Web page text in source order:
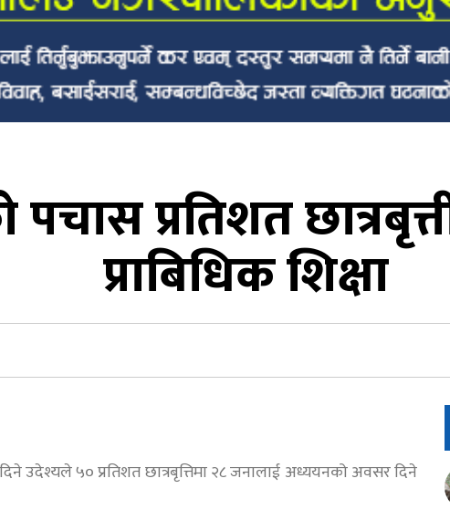
प्रतिशत
प्राबिधिक शिक्षा
उदेश्यले ५० प्रतिशत छात्रबृत्तिमा २८ जनालाई अध्ययनको अवसर दिने